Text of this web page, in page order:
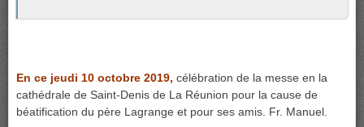
En ce jeudi 10 octobre 2019, célébration de la messe en la
cathédrale de Saint-Denis de La Réunion pour la cause de
béatification du père Lagrange et pour ses amis. Fr. Manuel.